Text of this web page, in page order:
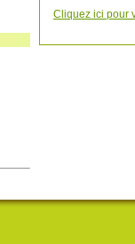
Cliquez ici pour